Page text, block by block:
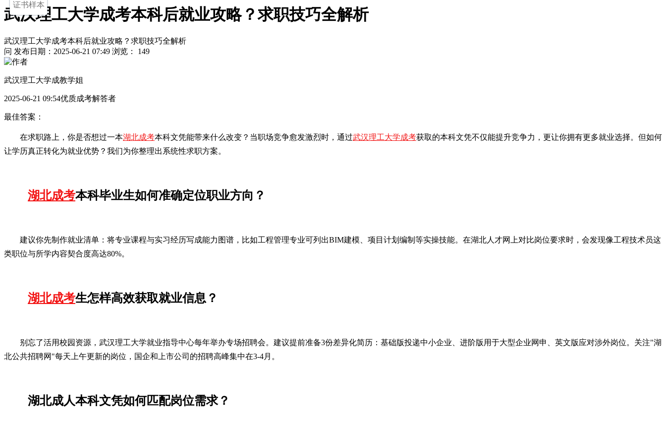
武汉理工大学成考本科后就业攻略？求职技巧全解析
武汉理工大学成考本科后就业攻略？求职技巧全解析
问 发布日期：2025-06-21 07:49 浏览： 149
武汉理工大学成教学姐
2025-06-21 09:54优质成考解答者
最佳答案：
在求职路上，你是否想过一本湖北成考本科文凭能带来什么改变？当职场竞争愈发激烈时，通过武汉理工大学成考获取的本科文凭不仅能提升竞争力，更让你拥有更多就业选择。但如何
让学历真正转化为就业优势？我们为你整理出系统性求职方案。
湖北成考本科毕业生如何准确定位职业方向？
建议你先制作就业清单：将专业课程与实习经历写成能力图谱，比如工程管理专业可列出BIM建模、项目计划编制等实操技能。在湖北人才网上对比岗位要求时，会发现像工程技术员这
类职位与所学内容契合度高达80%。
湖北成考生怎样高效获取就业信息？
别忘了活用校园资源，武汉理工大学就业指导中心每年举办专场招聘会。建议提前准备3份差异化简历：基础版投递中小企业、进阶版用于大型企业网申、英文版应对涉外岗位。关注"湖
北公共招聘网"每天上午更新的岗位，国企和上市公司的招聘高峰集中在3-4月。
湖北成人本科文凭如何匹配岗位需求？
证书样本